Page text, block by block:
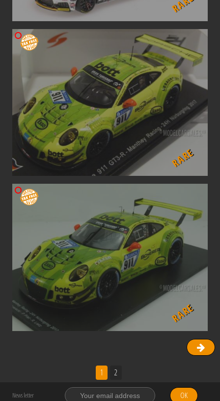
RARE
RARE
1 2
News letter OK